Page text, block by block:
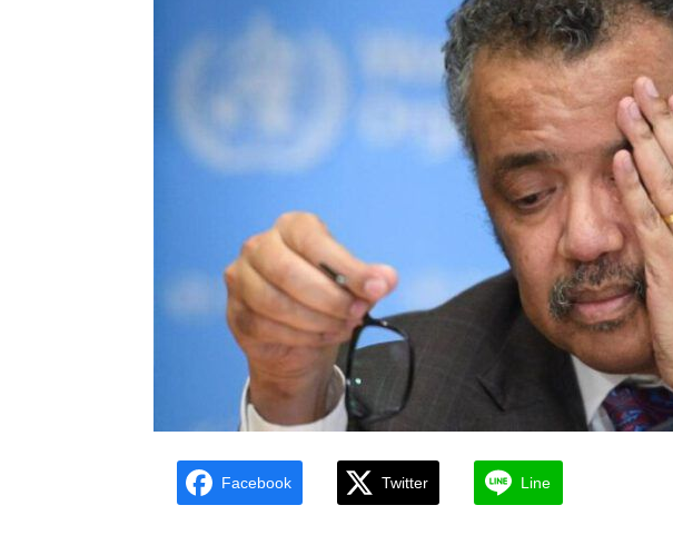
Facebook Twitter Line